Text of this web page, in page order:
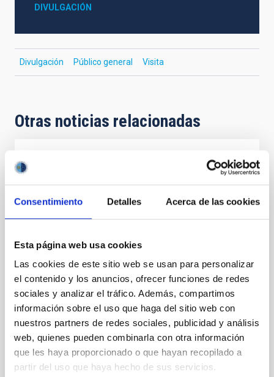
Consentimiento Detalles Acerca de las cookies
Esta página web usa cookies
Las cookies de este sitio web se usan para personalizar
el contenido y los anuncios, ofrecer funciones de redes
sociales y analizar el tráfico. Además, compartimos
información sobre el uso que haga del sitio web con
nuestros partners de redes sociales, publicidad y análisis
web, quienes pueden combinarla con otra información
que les haya proporcionado o que hayan recopilado a
partir del uso que haya hecho de sus servicios.
DIVULGACIÓN
Divulgación Público general Visita
Otras noticias relacionadas
El IAC colabora en un simulacro de
emergencia forestal de importancia
estratégica para La Palma
Forestales del Gobierno de Canarias realizan
prácticas en el Observatorio del Roque de los
Muchachos con participación del Instituto de
Astrofísica de Canarias El Observatorio del Roque de
los Muchachos (ORM) acogió el pasado 11 de julio
una práctica de gran relevancia para la seguridad de
las Cumbres de la isla de La Palma, con la
participación de los Equipos de Intervención y
Refuerzo en Incendios Forestales (EIRIF) del Gobierno
de Canarias y la colaboración del Instituto de